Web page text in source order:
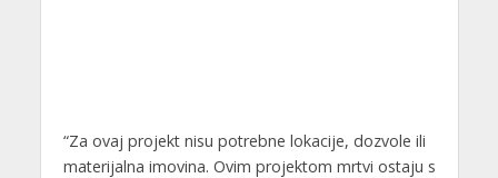
“Za ovaj projekt nisu potrebne lokacije, dozvole ili
materijalna imovina. Ovim projektom mrtvi ostaju s